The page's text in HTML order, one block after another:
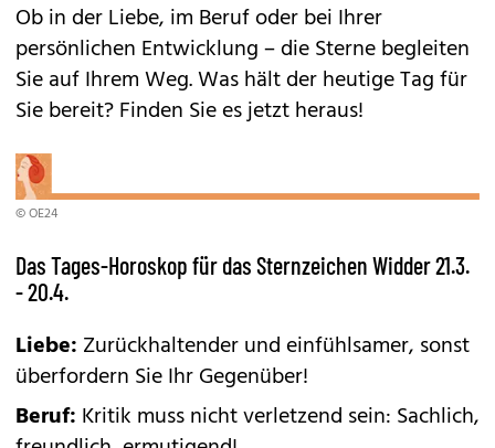
Ob in der Liebe, im Beruf oder bei Ihrer
persönlichen Entwicklung – die Sterne begleiten
Sie auf Ihrem Weg. Was hält der heutige Tag für
Sie bereit? Finden Sie es jetzt heraus!
© OE24
Das Tages-Horoskop für das Sternzeichen Widder 21.3.
- 20.4.
Liebe: Zurückhaltender und einfühlsamer, sonst
überfordern Sie Ihr Gegenüber!
Beruf: Kritik muss nicht verletzend sein: Sachlich,